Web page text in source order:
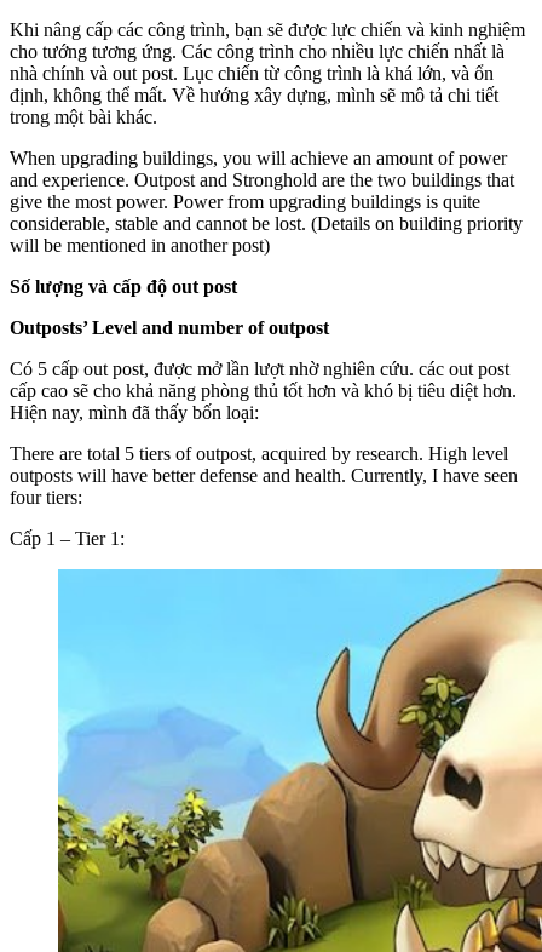
Khi nâng cấp các công trình, bạn sẽ được lực chiến và kinh nghiệm
cho tướng tương ứng. Các công trình cho nhiều lực chiến nhất là
nhà chính và out post. Lục chiến từ công trình là khá lớn, và ổn
định, không thể mất. Về hướng xây dựng, mình sẽ mô tả chi tiết
trong một bài khác.
When upgrading buildings, you will achieve an amount of power
and experience. Outpost and Stronghold are the two buildings that
give the most power. Power from upgrading buildings is quite
considerable, stable and cannot be lost. (Details on building priority
will be mentioned in another post)
Số lượng và cấp độ out post
Outposts’ Level and number of outpost
Có 5 cấp out post, được mở lần lượt nhờ nghiên cứu. các out post
cấp cao sẽ cho khả năng phòng thủ tốt hơn và khó bị tiêu diệt hơn.
Hiện nay, mình đã thấy bốn loại:
There are total 5 tiers of outpost, acquired by research. High level
outposts will have better defense and health. Currently, I have seen
four tiers:
Cấp 1 – Tier 1: